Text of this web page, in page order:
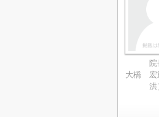
院
大橋 宏
洪